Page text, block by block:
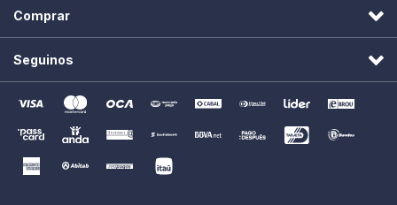
Comprar
Seguinos